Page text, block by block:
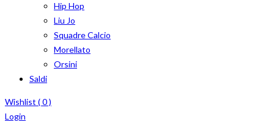
Hip Hop
Liu Jo
Squadre Calcio
Morellato
Orsini
Saldi
Wishlist (0)
Login